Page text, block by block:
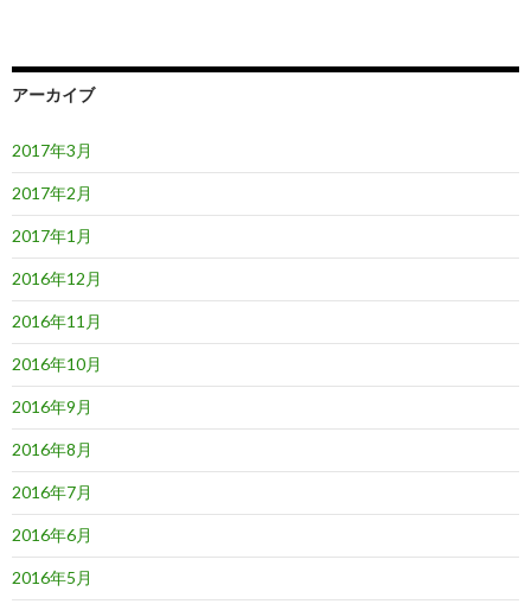
アーカイブ
2017年3月
2017年2月
2017年1月
2016年12月
2016年11月
2016年10月
2016年9月
2016年8月
2016年7月
2016年6月
2016年5月